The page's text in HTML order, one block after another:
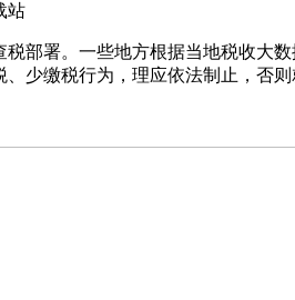
站
。一些地方根据当地税收大数
少缴税行为，理应依法制止，否则